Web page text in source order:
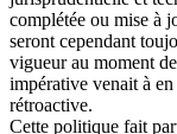
complétée ou mise à
seront cependant
vigueur au moment
impérative venait à
rétroactive.
Cette politique fait